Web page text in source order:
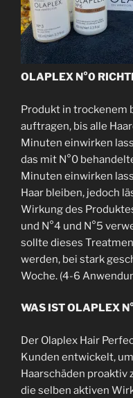
OLAPLEX N°0
Produkt in trockenem
auftragen, bis alle
Minuten einwirken
das mit N°0
Minuten einwirken
Haar bleiben, jedoch
Wirkung des
und N°4 und N°5
sollte dieses
werden, bei stark
Woche. (4-6
WAS IST OLAPLEX
Der Olaplex Hair
Kunden entwickelt,
Haarschäden proaktiv
die selben aktiven